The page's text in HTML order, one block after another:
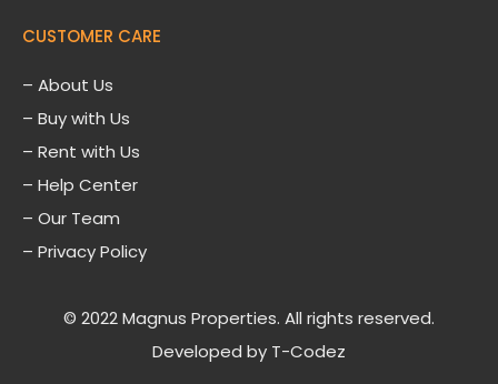
CUSTOMER CARE
– About Us
– Buy with Us
– Rent with Us
– Help Center
– Our Team
– Privacy Policy
© 2022 Magnus Properties. All rights reserved.
Developed by T-Codez